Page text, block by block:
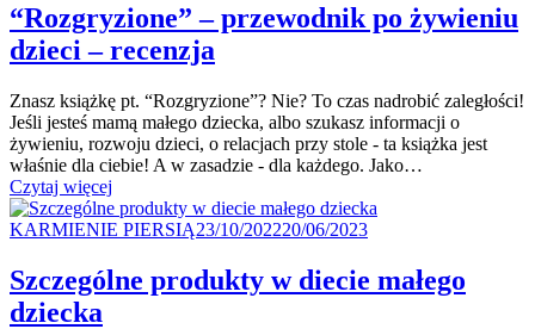
“Rozgryzione” – przewodnik po żywieniu
dzieci – recenzja
Znasz książkę pt. “Rozgryzione”? Nie? To czas nadrobić zaległości!
Jeśli jesteś mamą małego dziecka, albo szukasz informacji o
żywieniu, rozwoju dzieci, o relacjach przy stole - ta książka jest
właśnie dla ciebie! A w zasadzie - dla każdego. Jako…
Czytaj więcej
–
przewodnik
dzieci
–
Kategoria
KARMIENIE PIERSIĄPosted
23/10/202220/06/2023
Szczególne produkty w diecie małego
dziecka